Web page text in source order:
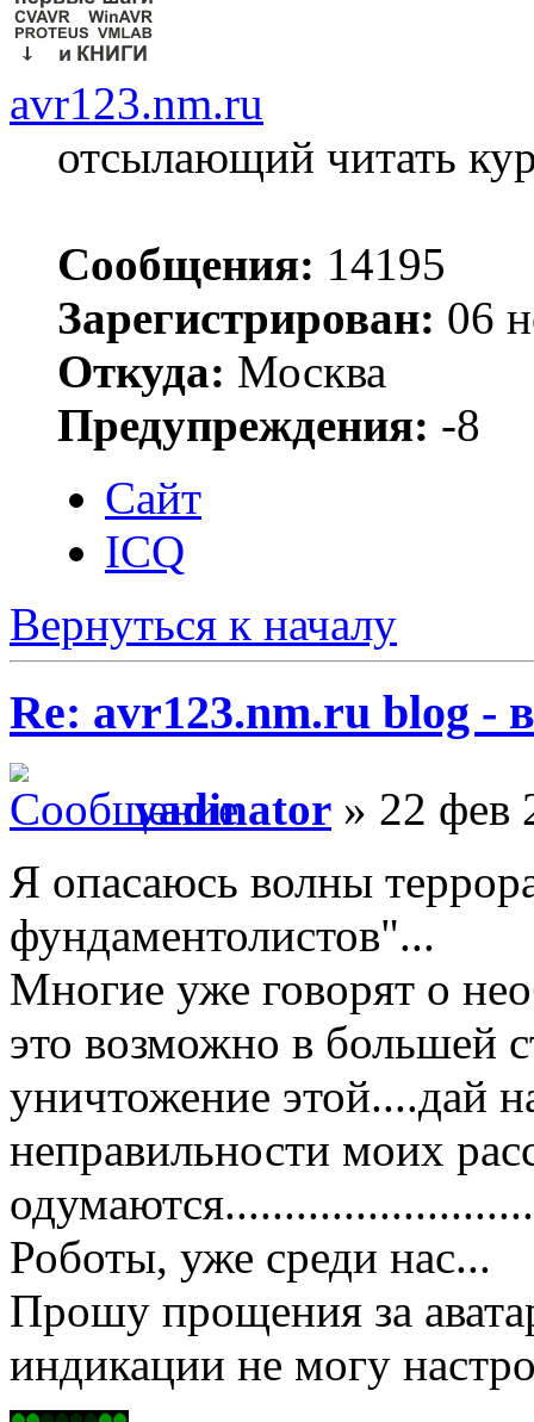
avr123.nm.ru
отсылающий читать
Сообщения: 14195
Зарегистрирован: 06
Откуда: Москва
Предупреждения: -8
Сайт
ICQ
Вернуться к началу
Re: avr123.nm.ru blog -
vadinator » 22 фев
Я опасаюсь волны
фундаментолистов"...
Многие уже говорят о
это возможно в большей
уничтожение этой....дай
неправильности моих
Роботы, уже среди нас...
Прошу прощения за
индикации не могу